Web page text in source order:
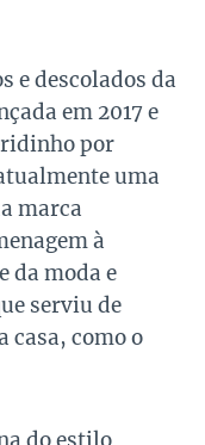
e descolados da
em 2017 e
por
uma
marca
à
da moda e
serviu de
casa, como o